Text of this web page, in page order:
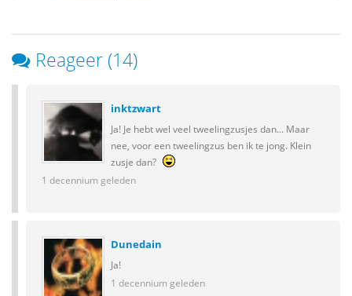
Reageer (14)
inktzwart
Ja! Je hebt wel veel tweelingzusjes dan... Maar
nee, voor een tweelingzus ben ik te jong. Klein
zusje dan?
1 decennium geleden
Dunedain
Ja!
1 decennium geleden